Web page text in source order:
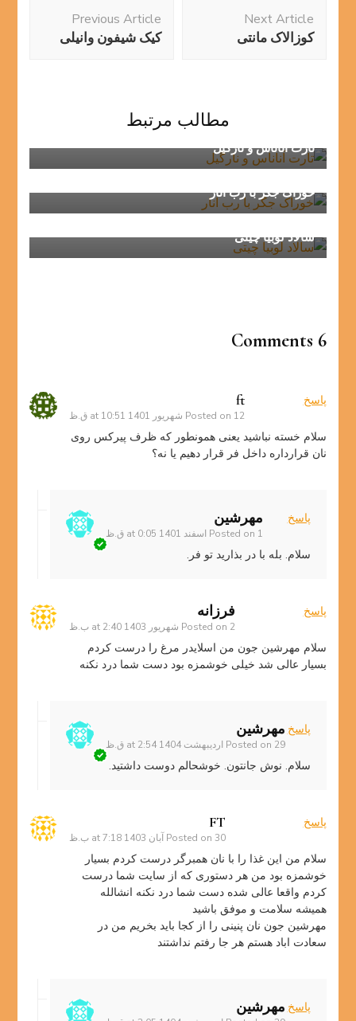
Navigation
Previous Article
کیک شیفون وانیلی
Next Article
کوزالاک مانتی
مطالب مرتبط
تارت آناناس و نارگیل
خوراک جگر با رب انار
سالاد لوبیا چیتی
6 Comments
ft
Posted on 12 شهریور 1401 at 10:51 ق.ظ
پاسخ
سلام خسته نباشید یعنی همونطور که ظرف پیرکس روی
نان قرارداره داخل فر قرار دهیم یا نه؟
مهرشین
Posted on 1 اسفند 1401 at 0:05 ق.ظ
پاسخ
سلام. بله با در بذارید تو فر.
فرزانه
Posted on 2 شهریور 1403 at 2:40 ب.ظ
پاسخ
سلام مهرشین جون من اسلایدر مرغ را درست کردم
بسیار عالی شد خیلی خوشمزه بود دست شما درد نکنه
مهرشین
Posted on 29 اردیبهشت 1404 at 2:54 ق.ظ
پاسخ
سلام. نوش جانتون. خوشحالم دوست داشتید.
FT
Posted on 30 آبان 1403 at 7:18 ب.ظ
پاسخ
سلام من این غذا را با نان همبرگر درست کردم بسیار
خوشمزه بود من هر دستوری که از سایت شما درست
کردم واقعا عالی شده دست شما درد نکنه انشالله
همیشه سلامت و موفق باشید
مهرشین جون نان پنینی را از کجا باید بخریم من در
سعادت اباد هستم هر جا رفتم نداشتند
مهرشین پاسخ